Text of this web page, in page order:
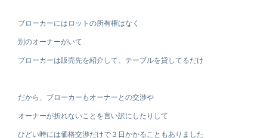
ブローカーにはロットの所有権はなく
別のオーナーがいて
ブローカーは販売先を紹介して、テーブルを貸してるだけ
だから、ブローカーもオーナーとの交渉や
オーナーが折れないことを言い訳にしたりして
ひどい時には価格交渉だけで３日かかることもありました